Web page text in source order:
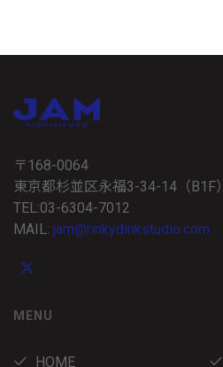
〒168-0064
東京都杉並区永福3-34-14（B1F）
TEL:03-6304-7012
MAIL: jam@rinkydinkstudio.com
MENU
HOME